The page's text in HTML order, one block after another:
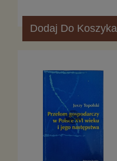
Dodaj Do Koszyka